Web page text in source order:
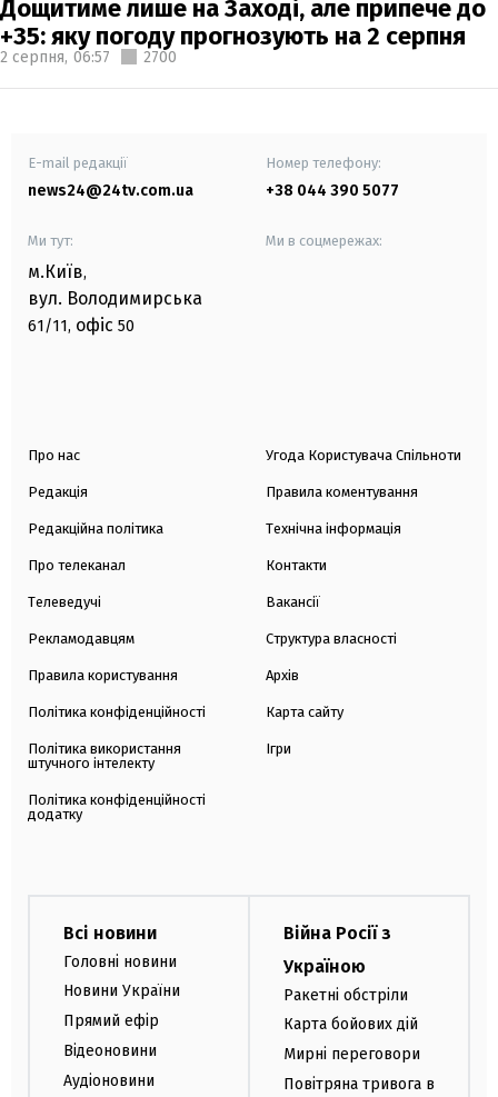
Дощитиме лише на Заході, але припече до
+35: яку погоду прогнозують на 2 серпня
2 серпня, 06:57 2700
E-mail редакції
news24@24tv.com.ua
Номер телефону:
+38 044 390 5077
Ми тут:
м.Київ,
вул. Володимирська
61/11, офіс 50
Ми в соцмережах:
Про нас
Редакція
Редакційна політика
Про телеканал
Телеведучі
Рекламодавцям
Правила користування
Політика конфіденційності
Політика використання
штучного інтелекту
Політика конфіденційності
додатку
Угода Користувача Спільноти
Правила коментування
Технічна інформація
Контакти
Вакансії
Структура власності
Архів
Карта сайту
Ігри
Всі новини
Головні новини
Новини України
Прямий ефір
Відеоновини
Аудіоновини
Війна Росії з
Україною
Ракетні обстріли
Карта бойових дій
Мирні переговори
Повітряна тривога в